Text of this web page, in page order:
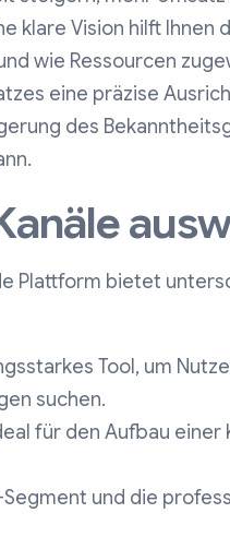
klare Vision hilft
wie Ressourcen
eine präzise
des
Plattform bietet
Tool, um
suchen.
für den Aufbau
Segment und die